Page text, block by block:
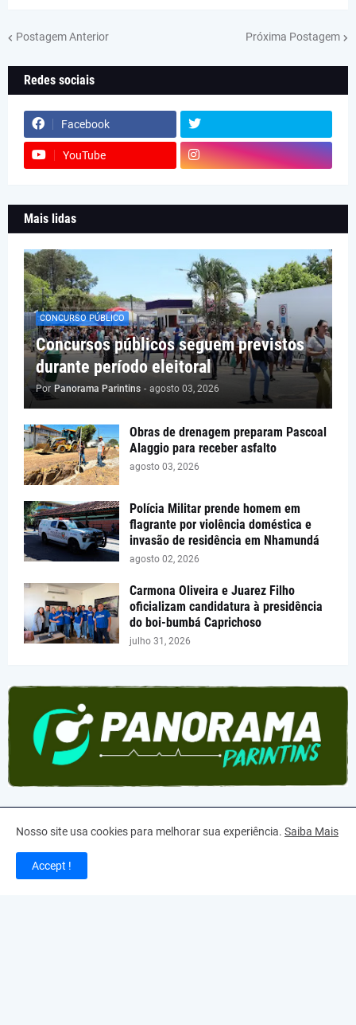
Postagem Anterior Próxima Postagem
Redes sociais
Facebook
YouTube
Mais lidas
CONCURSO PÚBLICO
Concursos públicos seguem previstos
durante período eleitoral
Por Panorama Parintins - agosto 03, 2026
Obras de drenagem preparam Pascoal
Alaggio para receber asfalto
agosto 03, 2026
Polícia Militar prende homem em
flagrante por violência doméstica e
invasão de residência em Nhamundá
agosto 02, 2026
Carmona Oliveira e Juarez Filho
oficializam candidatura à presidência
do boi-bumbá Caprichoso
julho 31, 2026
Nosso site usa cookies para melhorar sua experiência. Saiba Mais
Accept !